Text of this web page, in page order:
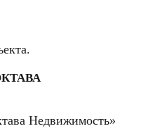
Недвижимость»